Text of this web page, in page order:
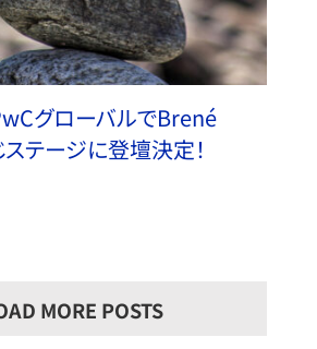
グローバルでBrené
テージに登壇決定！
MORE POSTS